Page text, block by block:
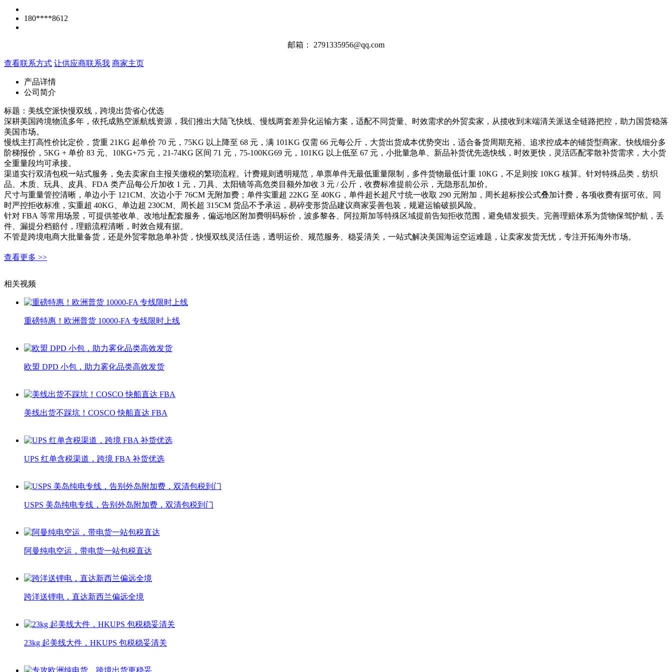
180****8612
邮箱： 2791335956@qq.com
查看联系方式 让供应商联系我 商家主页
产品详情
公司简介
标题：美线空派快慢双线，跨境出货省心优选
深耕美国跨境物流多年，依托成熟空派航线资源，我们推出大陆飞快线、慢线两套差异化运输方案，适配不同货量、时效需求的外贸卖家，从揽收到末端清关派送全链路把控，助力国货稳落
美国市场。
慢线主打高性价比定价，货重 21KG 起单价 70 元，75KG 以上降至 68 元，满 101KG 仅需 66 元每公斤，大货出货成本优势突出，适合备货周期充裕、追求控成本的铺货型商家。快线细分多
阶梯报价，5KG + 单价 83 元、10KG+75 元，21-74KG 区间 71 元，75-100KG69 元，101KG 以上低至 67 元，小批量急单、新品补货优先选快线，时效更快，灵活匹配零散补货需求，大小货
全重量段均可承接。
渠道实行双清包税一站式服务，免去卖家自主报关缴税的繁琐流程。计费规则透明规范，单票单件无最低重量限制，多件货物最低计重 10KG，不足则按 10KG 核算。针对特殊品类，纺织
品、木质、玩具、皮具、FDA 类产品每公斤加收 1 元，刀具、太阳镜等高危类目额外加收 3 元 / 公斤，收费标准提前公示，无隐形乱加价。
尺寸与重量管控清晰，单边小于 121CM、次边小于 76CM 无附加费；单件实重超 22KG 至 40KG，单件超长超尺寸统一收取 290 元附加，周长超标按公式叠加计费，各项收费有据可依。同
时严控拒收标准，实重超 40KG、单边超 230CM、周长超 315CM 货品不予承运，易碎变形货品建议商家妥善包装，规避运输破损风险。
针对 FBA 等常用场景，可提供签收单、改地址配套服务，偏远地区附加费明码标价，波多黎各、阿拉斯加等特殊区域提前告知拒收范围，避免错发损失。完善理赔体系为货物保驾护航，丢
件、漏提分档赔付，理赔流程清晰，时效合规有据。
不管是跨境电商大批量备货，还是外贸零散急单补货，快慢双线灵活任选，透明运价、规范服务、稳妥清关，一站式解决美国海运空运难题，让卖家发货无忧，专注开拓海外市场。
查看更多 >>
相关视频
重磅特惠！欧洲普货 10000-FA 专线限时上线
欧盟 DPD 小包，助力雾化品类高效发货
美线出货不踩坑！COSCO 快船直达 FBA
UPS 红单含税渠道，跨境 FBA 补货优选
USPS 美岛纯电专线，告别外岛附加费，双清包税到门
阿曼纯电空运，带电货一站包税直达
跨洋送锂电，直达新西兰偏远全境
23kg 起美线大件，HKUPS 包税稳妥清关